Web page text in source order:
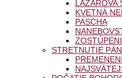
LAZÁROVA
KVETNÁ
PASCHA
STRETNUTIE